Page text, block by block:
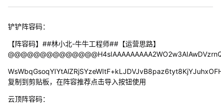
铲铲阵容码：
【阵容码】##林小北-牛牛工程师##【运营思路】
复制到剪贴板，在阵容推荐点击导入按钮使用
云顶阵容码：